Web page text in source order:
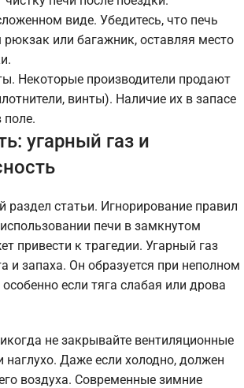
виде. Убедитесь, что печь
или багажник, оставляя место
Некоторые производители продают
винты). Наличие их в запасе
поле.
угарный газ и
статьи. Игнорирование правил
печи в замкнутом
привести к трагедии. Угарный газ
и запаха. Он образуется при неполном
если тяга слабая или дрова
не закрывайте вентиляционные
наглухо. Даже если холодно, должен
воздуха. Современные зимние